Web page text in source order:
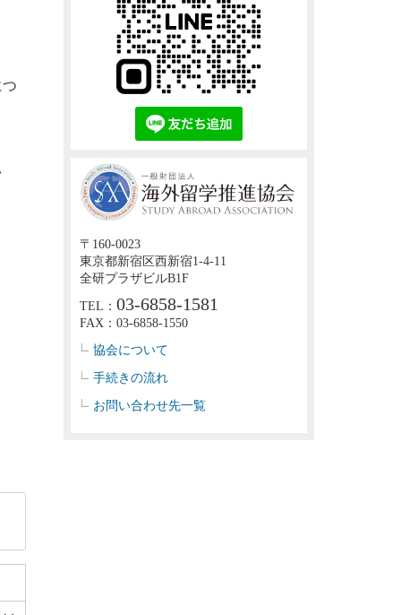
〒160-0023
東京都新宿区西新宿1-4-11
全研プラザビルB1F
TEL：03-6858-1581
FAX：03-6858-1550
協会について
手続きの流れ
お問い合わせ先一覧